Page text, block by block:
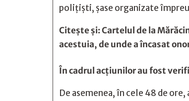
poliţişti, șase organizate
Citește și:Cartelul de la
acestuia, de unde a încasat
În cadrul acțiunilor au fost
De asemenea, în cele 48 de